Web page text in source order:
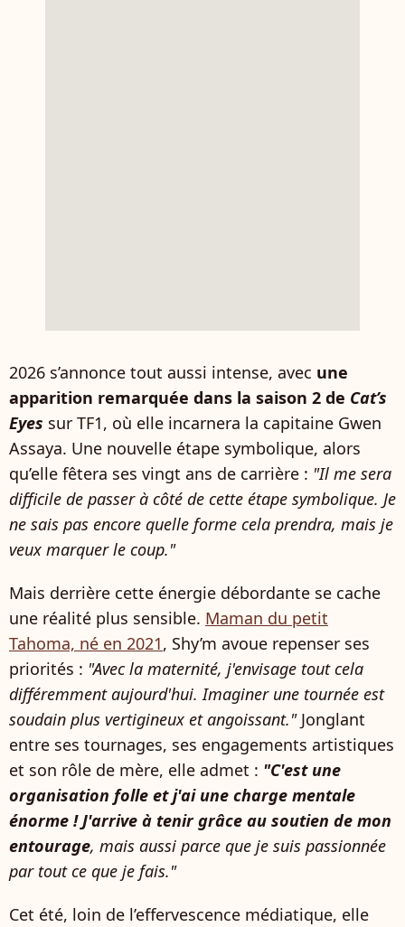
2026 s’annonce tout aussi intense, avec une
apparition remarquée dans la saison 2 de Cat’s
Eyes sur TF1, où elle incarnera la capitaine Gwen
Assaya. Une nouvelle étape symbolique, alors
qu’elle fêtera ses vingt ans de carrière : "Il me sera
difficile de passer à côté de cette étape symbolique. Je
ne sais pas encore quelle forme cela prendra, mais je
veux marquer le coup."
Mais derrière cette énergie débordante se cache
une réalité plus sensible. Maman du petit
Tahoma, né en 2021, Shy’m avoue repenser ses
priorités : "Avec la maternité, j'envisage tout cela
différemment aujourd'hui. Imaginer une tournée est
soudain plus vertigineux et angoissant."Jonglant
entre ses tournages, ses engagements artistiques
et son rôle de mère, elle admet : "C'est une
organisation folle et j'ai une charge mentale
énorme ! J'arrive à tenir grâce au soutien de mon
entourage, mais aussi parce que je suis passionnée
par tout ce que je fais."
Cet été, loin de l’effervescence médiatique, elle